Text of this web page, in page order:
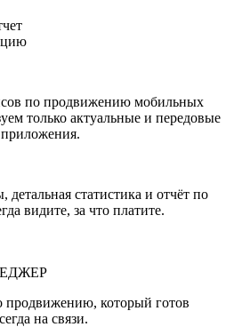
по продвижению мобильных
только актуальные и передовые
статистика и отчёт по
видите, за что платите.
который готов
на связи.